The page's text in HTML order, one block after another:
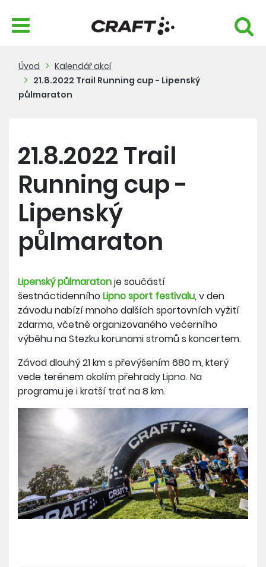
Úvod
Kalendář akcí
21.8.2022 Trail Running cup - Lipenský
půlmaraton
21.8.2022 Trail
Running cup -
Lipenský
půlmaraton
Lipenský půlmaratonje součástí
šestnáctidenníhoLipno sport festivalu, v den
závodu nabízí mnoho dalších sportovních vyžití
zdarma, včetně organizovaného večerního
výběhu na Stezku korunami stromů s koncertem.
Závod dlouhý 21 km s převýšením 680 m, který
vede terénem okolím přehrady Lipno. Na
programu je i kratší trať na 8 km.